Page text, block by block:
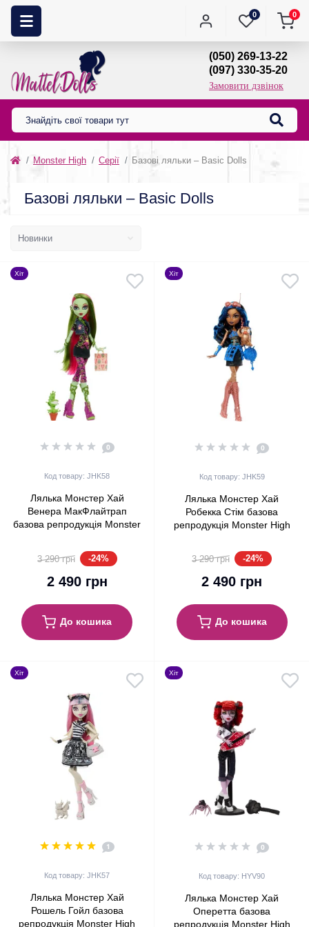
0 0
(050) 269-13-22
(097) 330-35-20
Замовити дзвінок
Monster High Серії Базові ляльки – Basic Dolls
Базові ляльки – Basic Dolls
Хіт
0
Код товару: JHK58
Лялька Монстер Хай
Венера МакФлайтрап
базова репродукція Monster
riginal Creeproduction G1
Mattel (JHK58)
3 290 грн -24%
2 490 грн
До кошика
Хіт
0
Код товару: JHK59
Лялька Монстер Хай
Робекка Стім базова
репродукція Monster High
Creeproduction G1 Mattel
(JHK59)
3 290 грн -24%
2 490 грн
До кошика
Хіт
1
Код товару: JHK57
Лялька Монстер Хай
Рошель Гойл базова
репродукція Monster High
Хіт
0
Код товару: HYV90
Лялька Монстер Хай
Оперетта базова
репродукція Monster High